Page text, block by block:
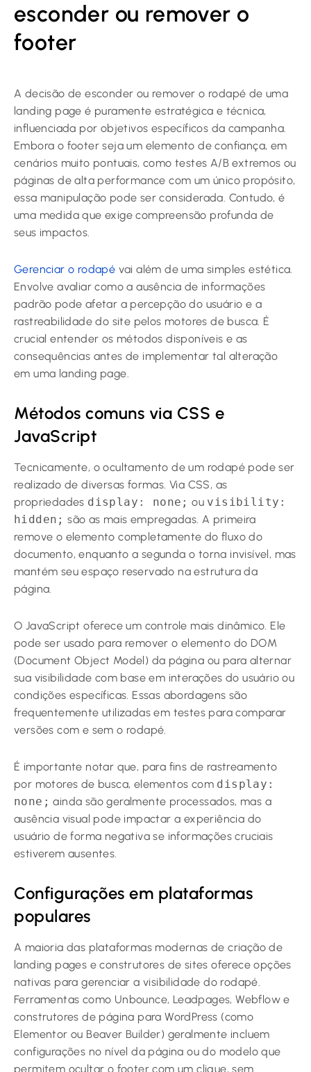
esconder ou remover o
footer
A decisão de esconder ou remover o rodapé de uma
landing page é puramente estratégica e técnica,
influenciada por objetivos específicos da campanha.
Embora o footer seja um elemento de confiança, em
cenários muito pontuais, como testes A/B extremos ou
páginas de alta performance com um único propósito,
essa manipulação pode ser considerada. Contudo, é
uma medida que exige compreensão profunda de
seus impactos.
Gerenciar o rodapé vai além de uma simples estética.
Envolve avaliar como a ausência de informações
padrão pode afetar a percepção do usuário e a
rastreabilidade do site pelos motores de busca. É
crucial entender os métodos disponíveis e as
consequências antes de implementar tal alteração
em uma landing page.
Métodos comuns via CSS e
JavaScript
Tecnicamente, o ocultamento de um rodapé pode ser
realizado de diversas formas. Via CSS, as
propriedades display: none; ou visibility:
hidden; são as mais empregadas. A primeira
remove o elemento completamente do fluxo do
documento, enquanto a segunda o torna invisível, mas
mantém seu espaço reservado na estrutura da
página.
O JavaScript oferece um controle mais dinâmico. Ele
pode ser usado para remover o elemento do DOM
(Document Object Model) da página ou para alternar
sua visibilidade com base em interações do usuário ou
condições específicas. Essas abordagens são
frequentemente utilizadas em testes para comparar
versões com e sem o rodapé.
É importante notar que, para fins de rastreamento
por motores de busca, elementos com display:
none; ainda são geralmente processados, mas a
ausência visual pode impactar a experiência do
usuário de forma negativa se informações cruciais
estiverem ausentes.
Configurações em plataformas
populares
A maioria das plataformas modernas de criação de
landing pages e construtores de sites oferece opções
nativas para gerenciar a visibilidade do rodapé.
Ferramentas como Unbounce, Leadpages, Webflow e
construtores de página para WordPress (como
Elementor ou Beaver Builder) geralmente incluem
configurações no nível da página ou do modelo que
permitem ocultar o footer com um clique, sem